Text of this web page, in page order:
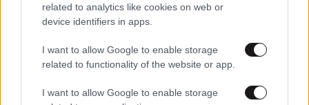
related to analytics like cookies on web or
device identifiers in apps.
I want to allow Google to enable storage
related to functionality of the website or app.
I want to allow Google to enable storage